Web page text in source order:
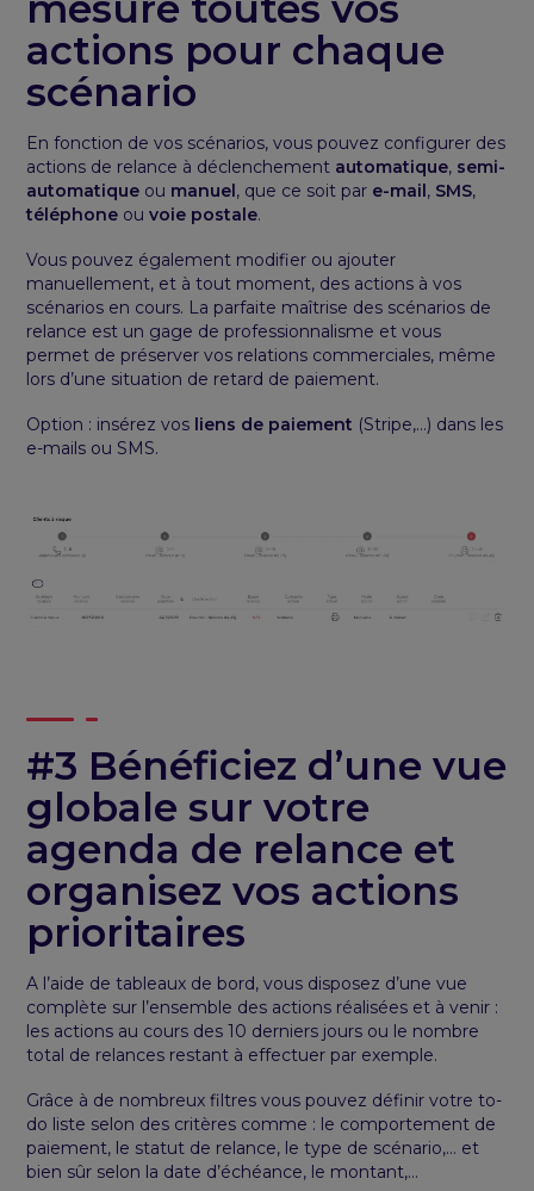
actions pour chaque
scénario
En fonction de vos scénarios, vous pouvez configurer des
actions de relance à déclenchement automatique, semi-
automatique ou manuel, que ce soit par e-mail, SMS,
téléphone ouvoie postale.
Vous pouvez également modifier ou ajouter
manuellement, et à tout moment, des actions à vos
scénarios en cours. La parfaite maîtrise des scénarios de
relance est un gage de professionnalisme et vous
permet de préserver vos relations commerciales, même
lors d’une situation de retard de paiement.
Option : insérez vos liens de paiement (Stripe,…) dans les
e-mails ou SMS.
#3 Bénéficiez d’une vue
globale sur votre
agenda de relance et
organisez vos actions
prioritaires
A l’aide de tableaux de bord, vous disposez d’une vue
complète sur l’ensemble des actions réalisées et à venir :
les actions au cours des 10 derniers jours ou le nombre
total de relances restant à effectuer par exemple.
Grâce à de nombreux filtres vous pouvez définir votre to-
do liste selon des critères comme : le comportement de
paiement, le statut de relance, le type de scénario,… et
bien sûr selon la date d’échéance, le montant,…